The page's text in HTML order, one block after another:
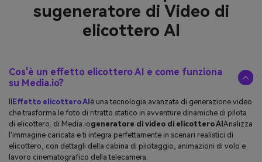
sugeneratore di Video di
elicottero AI
Cos'è un effetto elicottero AI e come funziona
su Media.io?
Effetto elicottero AI è una tecnologia avanzata di generazione video
che trasforma le foto di ritratto statico in avventure dinamiche di pilota
di elicottero. di Media.iogeneratore di video di elicottero AI Analizza
l'immagine caricata e ti integra perfettamente in scenari realistici di
elicottero, con dettagli della cabina di pilotaggio, animazioni di volo e
lavoro cinematografico della telecamera.